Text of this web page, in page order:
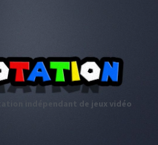
indépendant de jeux vidéo